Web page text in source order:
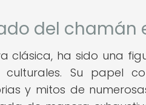
del chamán
clásica, ha sido una
culturales. Su papel
y mitos de